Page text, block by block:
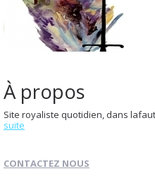
À propos
Site royaliste quotidien, dans
suite
CONTACTEZ NOUS